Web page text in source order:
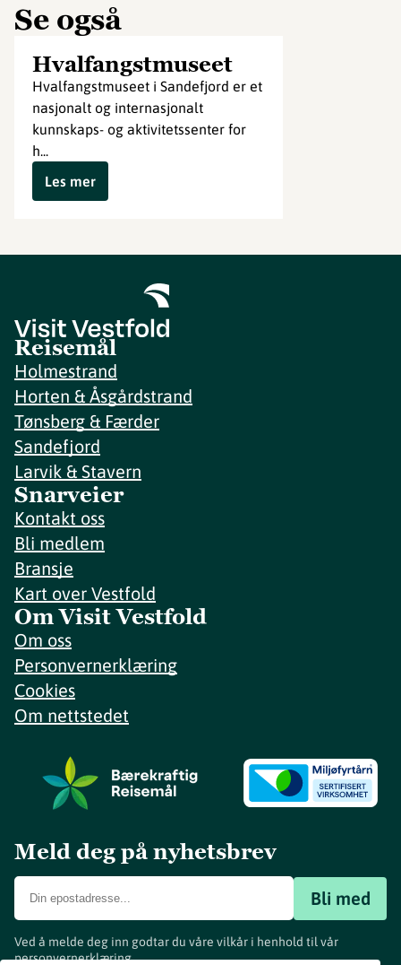
Se også
Hvalfangstmuseet
Hvalfangstmuseet i Sandefjord er et
nasjonalt og internasjonalt
kunnskaps- og aktivitetssenter for
h...
Les mer
Reisemål
Holmestrand
Horten & Åsgårdstrand
Tønsberg & Færder
Sandefjord
Larvik & Stavern
Snarveier
Kontakt oss
Bli medlem
Bransje
Kart over Vestfold
Om Visit Vestfold
Om oss
Personvernerklæring
Cookies
Om nettstedet
Meld deg på nyhetsbrev
Bli med
Ved å melde deg inn godtar du våre vilkår i henhold til vår
personvernerklæring.